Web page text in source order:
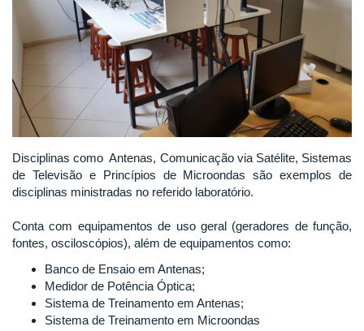
Disciplinas como Antenas, Comunicação via Satélite, Sistemas
de Televisão e Princípios de Microondas são exemplos de
disciplinas ministradas no referido laboratório.
Conta com equipamentos de uso geral (geradores de função,
fontes, osciloscópios), além de equipamentos como:
Banco de Ensaio em Antenas;
Medidor de Potência Óptica;
Sistema de Treinamento em Antenas;
Sistema de Treinamento em Microondas